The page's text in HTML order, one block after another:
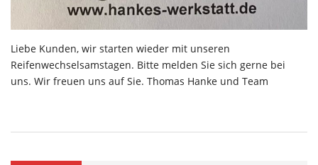
Liebe Kunden, wir starten wieder mit unseren
Reifenwechselsamstagen. Bitte melden Sie sich gerne bei
uns. Wir freuen uns auf Sie. Thomas Hanke und Team